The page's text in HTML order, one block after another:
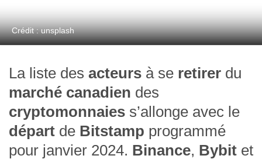
Crédit : unsplash
La liste des acteurs à se retirer du
marché canadien des
cryptomonnaies s’allonge avec le
départ de Bitstamp programmé
pour janvier 2024. Binance, Bybit et